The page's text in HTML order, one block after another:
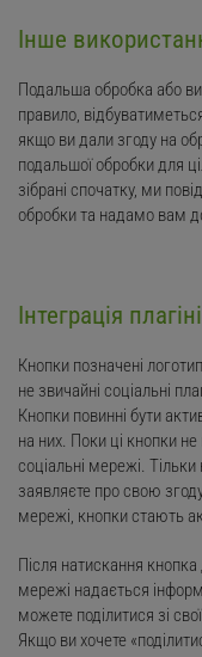
Інше
Подальша обробка або
правило,
якщо ви дали згоду на
подальшої обробки для
зібрані спочатку, ми
обробки та надамо вам
Інтеграція
Кнопки позначені
не звичайні соціальні
Кнопки повинні бути
на них. Поки ці кнопки
соціальні мережі.
заявляєте про свою
мережі, кнопки стають
Після натискання
мережі надається
можете поділитися зі
Якщо ви хочете